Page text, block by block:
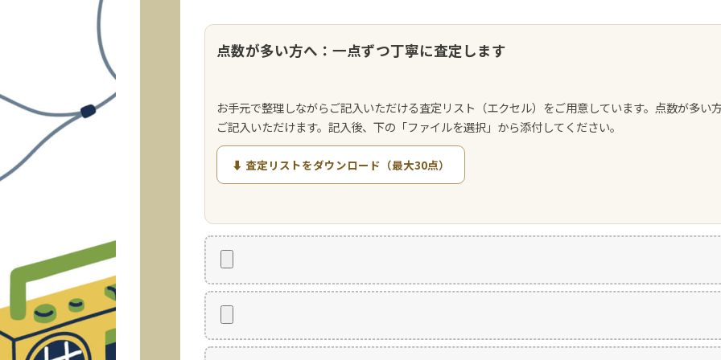
点数が多い方へ：一点ずつ丁寧に査定します
お手元で整理しながらご記入いただける査定リスト（エクセル）をご用意しています。点数が多い
ご記入いただけます。記入後、下の「ファイルを選択」から添付してください。
⬇ 査定リストをダウンロード（最大30点）